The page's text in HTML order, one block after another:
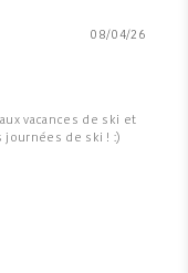
08/04/26
vacances de ski et
journées de ski ! :)